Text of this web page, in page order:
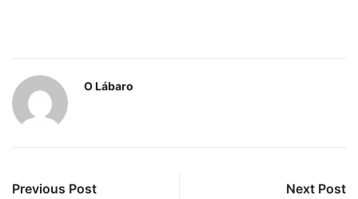
O Lábaro
Previous Post Next Post